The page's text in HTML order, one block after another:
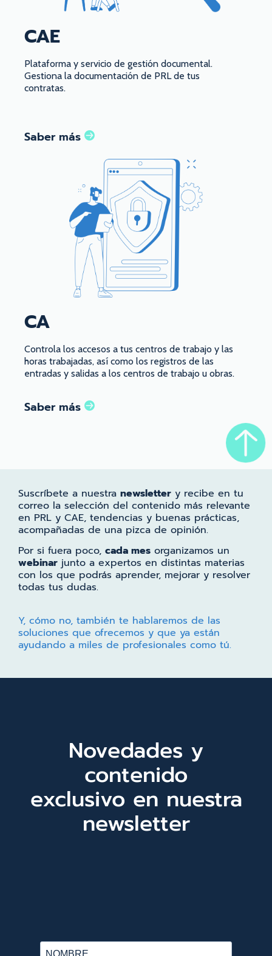
CAE
Plataforma y servicio de gestión documental.
Gestiona la documentación de PRL de tus
contratas.
Saber más
CA
Controla los accesos a tus centros de trabajo y las
horas trabajadas, así como los registros de las
entradas y salidas a los centros de trabajo u obras.
Saber más
Suscríbete a nuestra newsletter y recibe en tu
correo la selección del contenido más relevante
en PRL y CAE, tendencias y buenas prácticas,
acompañadas de una pizca de opinión.
Por si fuera poco, cada mes organizamos un
webinar junto a expertos en distintas materias
con los que podrás aprender, mejorar y resolver
todas tus dudas.
Y, cómo no, también te hablaremos de las
soluciones que ofrecemos y que ya están
ayudando a miles de profesionales como tú.
Novedades y
contenido
exclusivo en nuestra
newsletter